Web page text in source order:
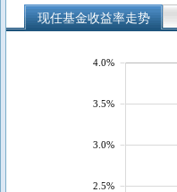
现任基金收益率走势
2.5%
3.0%
3.5%
4.0%